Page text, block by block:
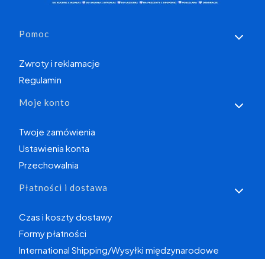
Linki w stopce
Pomoc
Zwroty i reklamacje
Regulamin
Moje konto
Twoje zamówienia
Ustawienia konta
Przechowalnia
Płatności i dostawa
Czas i koszty dostawy
Formy płatności
International Shipping/Wysyłki międzynarodowe